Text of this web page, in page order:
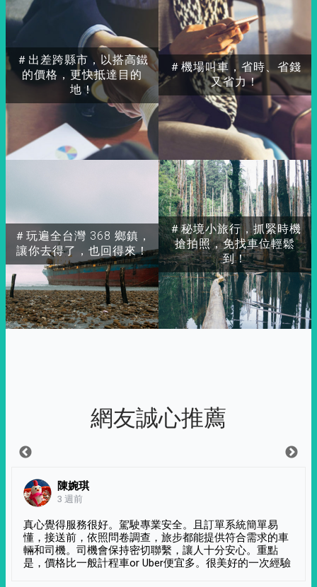
＃出差跨縣市，以搭高鐵
的價格，更快抵達目的
地！
＃玩遍全台灣 368 鄉鎮，
讓你去得了，也回得來！
＃秘境小旅行，抓緊時機
搶拍照，免找車位輕鬆
到！
＃機場叫車，省時、省錢
又省力！
網友誠心推薦
陳婉琪
3 週前
真心覺得服務很好。駕駛專業安全。且訂單系統簡單易
懂，接送前，依照問卷調查，旅步都能提供符合需求的車
輛和司機。司機會保持密切聯繫，讓人十分安心。重點
是，價格比一般計程車or Uber便宜多。很美好的一次經驗